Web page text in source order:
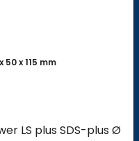
x 115 mm
LS plus SDS-plus Ø